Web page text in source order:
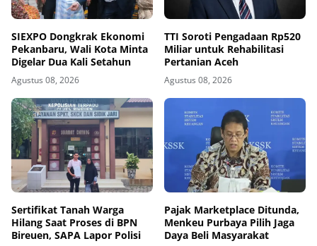
SIEXPO Dongkrak Ekonomi
Pekanbaru, Wali Kota Minta
Digelar Dua Kali Setahun
Agustus 08, 2026
TTI Soroti Pengadaan Rp520
Miliar untuk Rehabilitasi
Pertanian Aceh
Agustus 08, 2026
Sertifikat Tanah Warga
Hilang Saat Proses di BPN
Bireuen, SAPA Lapor Polisi
Pajak Marketplace Ditunda,
Menkeu Purbaya Pilih Jaga
Daya Beli Masyarakat